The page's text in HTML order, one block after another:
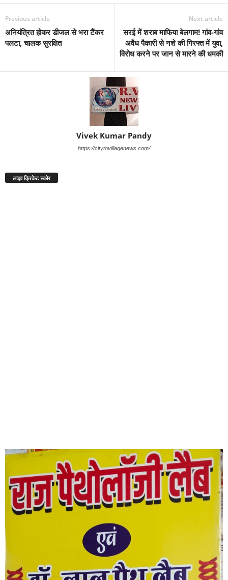
Previous article
अनियंत्रित होकर डीजल से भरा टैंकर
पलटा, चालक सुरक्षित
Next article
सरई में शराब माफिया बेलगाम! गांव-गांव
अवैध पैकारी से नशे की गिरफ्त में युवा,
विरोध करने पर जान से मारने की धमकी
Vivek Kumar Pandy
https://citytovillagenews.com/
लाइव क्रिकेट स्कोर